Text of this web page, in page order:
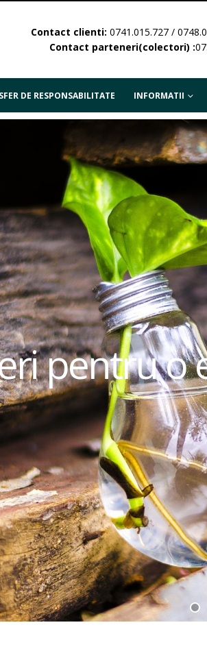
Contact clienti: 0741.015.727 /
Contact parteneri(colectori) :
DE RESPONSABILITATE INFORMATII
pentru o